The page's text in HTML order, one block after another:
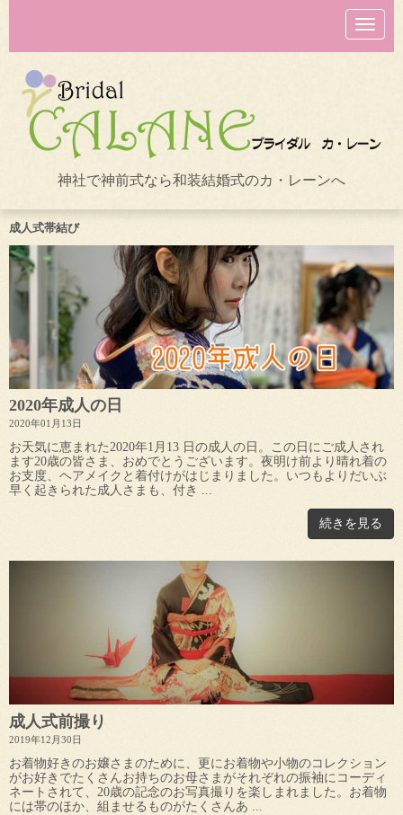
N
a
v
o
n
神社で神前式なら和装結婚式のカ・レーンへ
成人式帯結び
2020年成人の日
2020年01月13日
お天気に恵まれた2020年1月13 日の成人の日。この日にご成人され
ます20歳の皆さま、おめでとうございます。夜明け前より晴れ着の
お支度、ヘアメイクと着付けがはじまりました。いつもよりだいぶ
早く起きられた成人さまも、付き ...
続きを見る
成人式前撮り
2019年12月30日
お着物好きのお嬢さまのために、更にお着物や小物のコレクション
がお好きでたくさんお持ちのお母さまがそれぞれの振袖にコーディ
ネートされて、20歳の記念のお写真撮りを楽しまれました。お着物
には帯のほか、組ませるものがたくさんあ ...